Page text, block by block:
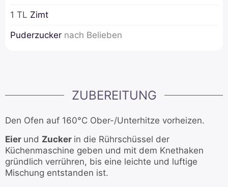
1 TL Zimt
Puderzucker nach Belieben
ZUBEREITUNG
Den Ofen auf 160°C Ober-/Unterhitze vorheizen.
Eier und Zucker in die Rührschüssel der
Küchenmaschine geben und mit dem Knethaken
gründlich verrühren, bis eine leichte und luftige
Mischung entstanden ist.